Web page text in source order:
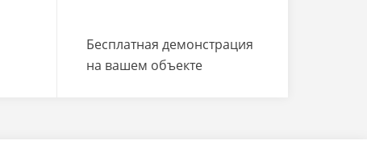
Бесплатная демонстрация
на вашем объекте